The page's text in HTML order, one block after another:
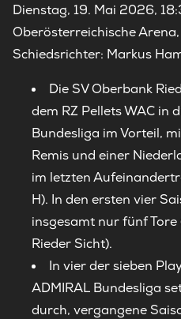
Dienstag, 19. Mai 2026,
Oberösterreichische Arena,
Schiedsrichter: Markus
Die SV Oberbank
dem RZ Pellets WAC in
Bundesliga im Vorteil,
Remis und einer
im letzten
H). In den ersten vier
insgesamt nur fünf Tore
Rieder Sicht).
In vier der sieben
ADMIRAL Bundesliga
durch, vergangene